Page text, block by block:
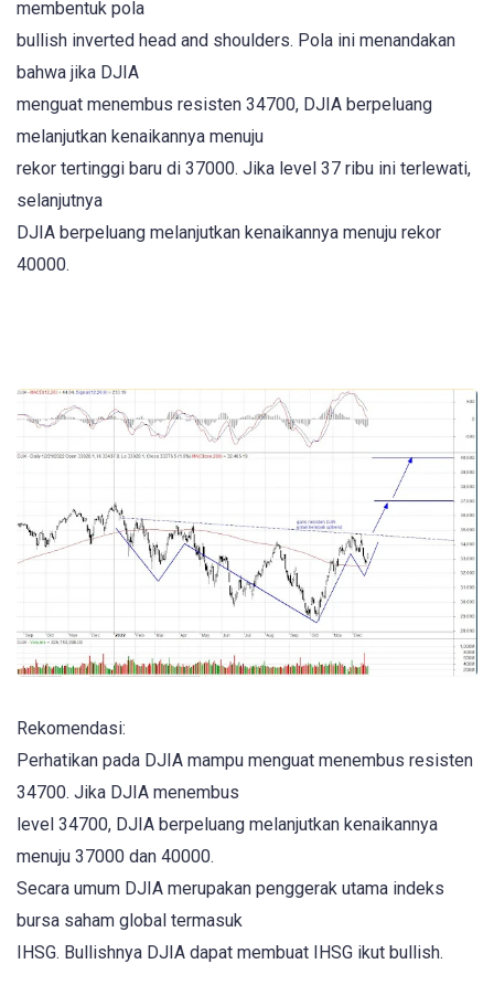
membentuk pola
bullish inverted head and shoulders. Pola ini menandakan
bahwa jika DJIA
menguat menembus resisten 34700, DJIA berpeluang
melanjutkan kenaikannya menuju
rekor tertinggi baru di 37000. Jika level 37 ribu ini terlewati,
selanjutnya
DJIA berpeluang melanjutkan kenaikannya menuju rekor
40000.
Rekomendasi:
Perhatikan pada DJIA mampu menguat menembus resisten
34700. Jika DJIA menembus
level 34700, DJIA berpeluang melanjutkan kenaikannya
menuju 37000 dan 40000.
Secara umum DJIA merupakan penggerak utama indeks
bursa saham global termasuk
IHSG. Bullishnya DJIA dapat membuat IHSG ikut bullish.